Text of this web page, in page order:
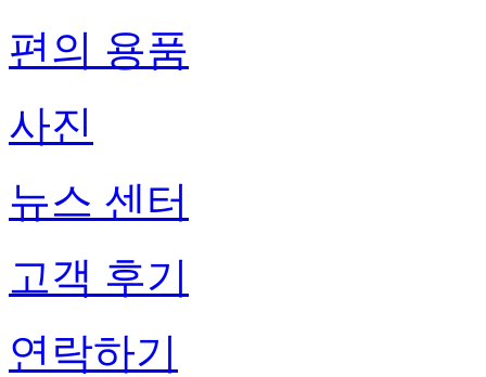
편의 용품
사진
뉴스 센터
고객 후기
연락하기